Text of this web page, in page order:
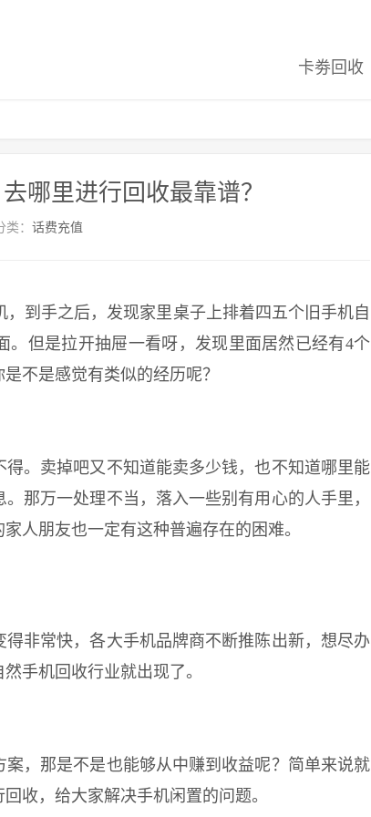
卡劵回收
哪里进行回收最靠谱？
类： 话费充值
到手之后，发现家里桌子上排着四五个旧手机自
但是拉开抽屉一看呀，发现里面居然已经有4个
不是感觉有类似的经历呢？
。卖掉吧又不知道能卖多少钱，也不知道哪里能
那万一处理不当，落入一些别有用心的人手里，
人朋友也一定有这种普遍存在的困难。
常快，各大手机品牌商不断推陈出新，想尽办
手机回收行业就出现了。
，那是不是也能够从中赚到收益呢？简单来说就
收，给大家解决手机闲置的问题。